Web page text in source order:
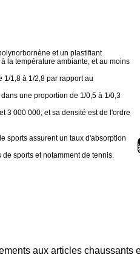
et un plastifiant
la température ambiante, et au moins
1,8 à 1/2,8 par rapport au
une proportion de 1/0,5 à 1/0,3
3 000 000, et sa densité est de l'ordre
sports assurent un taux d'absorption
sports et notamment de tennis.
aux articles